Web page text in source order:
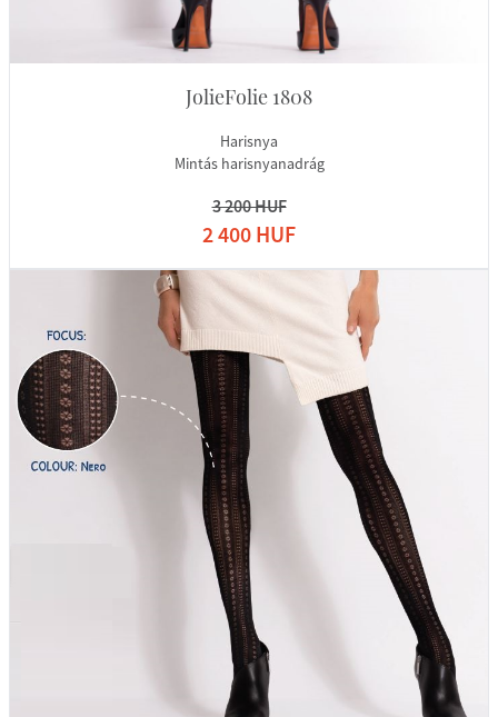
JolieFolie 1808
Harisnya
Mintás harisnyanadrág
3 200 HUF
2 400 HUF